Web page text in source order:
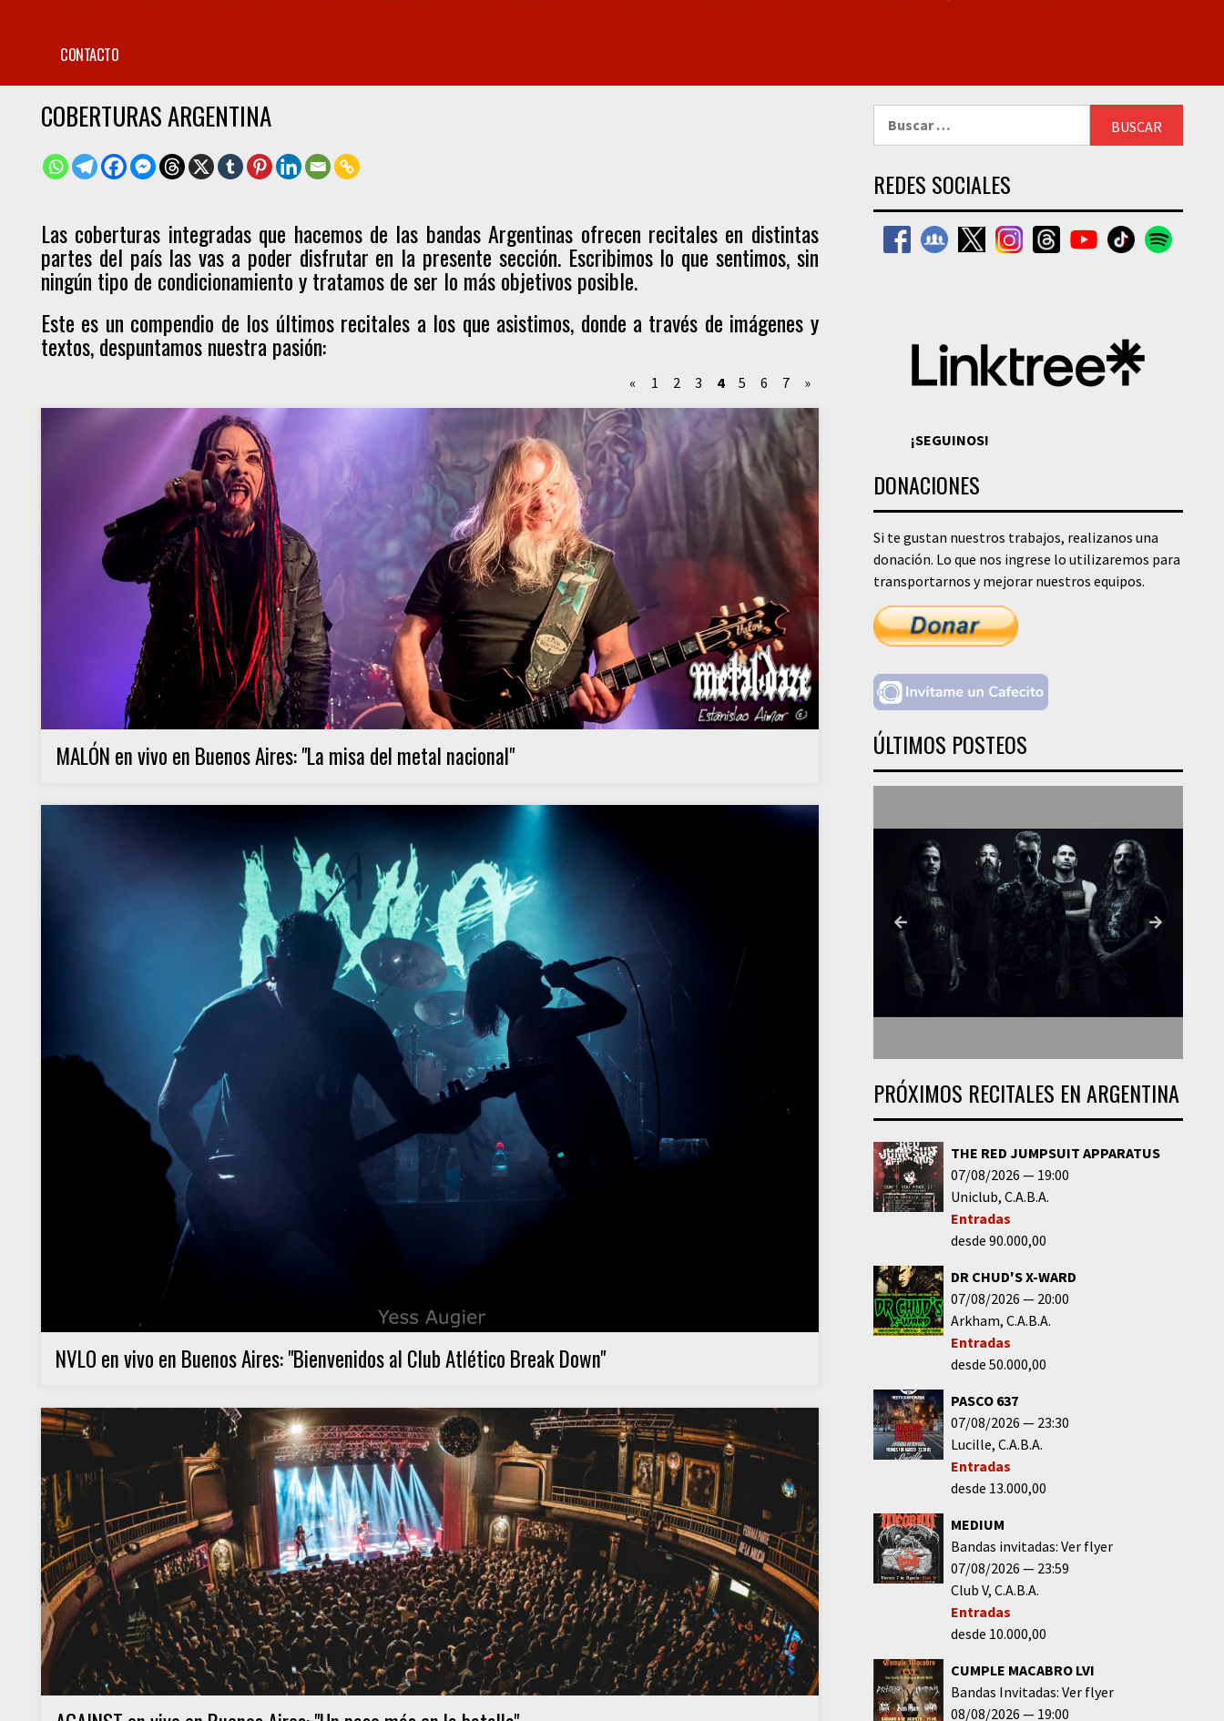
CONTACTO
COBERTURAS ARGENTINA
Las coberturas integradas que hacemos de las bandas Argentinas ofrecen recitales en distintas
partes del país las vas a poder disfrutar en la presente sección. Escribimos lo que sentimos, sin
ningún tipo de condicionamiento y tratamos de ser lo más objetivos posible.
Este es un compendio de los últimos recitales a los que asistimos, donde a través de imágenes y
textos, despuntamos nuestra pasión:
« 1 2 3 4 5 6 7 »
MALÓN en vivo en Buenos Aires: "La misa del metal nacional"
NVLO en vivo en Buenos Aires: "Bienvenidos al Club Atlético Break Down"
REDES SOCIALES
¡SEGUINOS!
DONACIONES
Si te gustan nuestros trabajos, realizanos una
donación. Lo que nos ingrese lo utilizaremos para
transportarnos y mejorar nuestros equipos.
ÚLTIMOS POSTEOS
PRÓXIMOS RECITALES EN ARGENTINA
THE RED JUMPSUIT APPARATUS
07/08/2026
19:00
Uniclub C.A.B.A.
Entradas
desde 90.000,00
DR CHUD'S X-WARD
07/08/2026
20:00
Arkham C.A.B.A.
Entradas
desde 50.000,00
PASCO 637
07/08/2026
23:30
Lucille C.A.B.A.
Entradas
desde 13.000,00
MEDIUM
Bandas invitadas: Ver flyer
07/08/2026
23:59
Club V C.A.B.A.
Entradas
desde 10.000,00
CUMPLE MACABRO LVI
Bandas Invitadas: Ver flyer
08/08/2026
19:00